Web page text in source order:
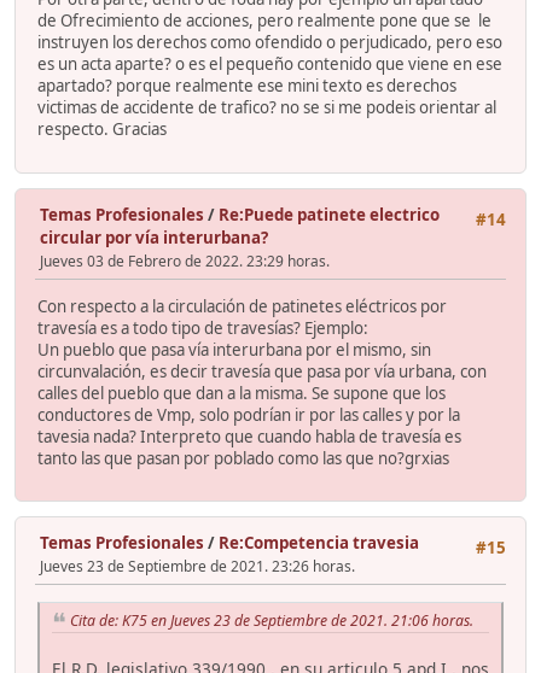
de Ofrecimiento de acciones, pero realmente pone que se le
instruyen los derechos como ofendido o perjudicado, pero eso
es un acta aparte? o es el pequeño contenido que viene en ese
apartado? porque realmente ese mini texto es derechos
victimas de accidente de trafico? no se si me podeis orientar al
respecto. Gracias
#14
Temas Profesionales / Re:Puede patinete electrico
circular por vía interurbana?
Jueves 03 de Febrero de 2022. 23:29 horas.
Con respecto a la circulación de patinetes eléctricos por
travesía es a todo tipo de travesías? Ejemplo:
Un pueblo que pasa vía interurbana por el mismo, sin
circunvalación, es decir travesía que pasa por vía urbana, con
calles del pueblo que dan a la misma. Se supone que los
conductores de Vmp, solo podrían ir por las calles y por la
tavesia nada? Interpreto que cuando habla de travesía es
tanto las que pasan por poblado como las que no?grxias
#15
Temas Profesionales / Re:Competencia travesia
Jueves 23 de Septiembre de 2021. 23:26 horas.
Cita de: K75 en Jueves 23 de Septiembre de 2021. 21:06 horas.